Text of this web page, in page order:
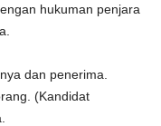
hukuman penjara
dan penerima.
(Kandidat